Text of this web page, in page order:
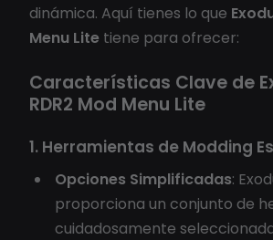
dinámica. Aquí tienes lo que
Menu Lite tiene para ofrecer:
Características Clave de
RDR2 Mod Menu Lite
1. Herramientas de Modding
Opciones Simplificadas:
proporciona un conjunto de
cuidadosamente